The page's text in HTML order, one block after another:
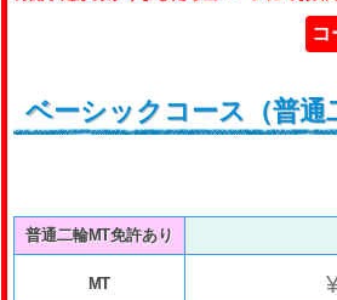
コ
ベーシックコース（普
普通二輪MT免許あり
MT